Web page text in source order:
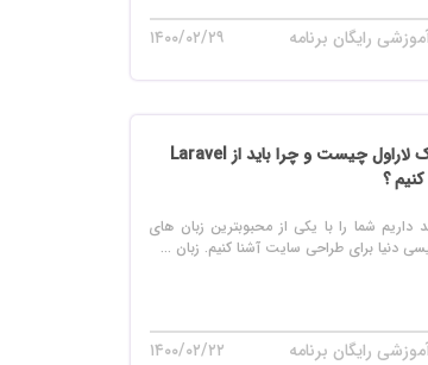
رایگان برنامه
۱۴۰۰/۰۲/۲۹
فریم ورک لاراول چیست و چرا باید از Laravel
؟
داریم شما را با یکی از محبوبترین زبان های
دنیا برای طراحی سایت آشنا کنیم. زبان ...
رایگان برنامه
۱۴۰۰/۰۲/۲۲